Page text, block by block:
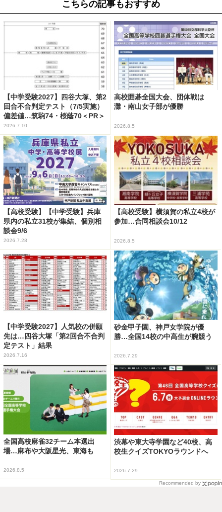
こちらの記事もおすすめ
【中学受験2027】四谷大塚、第2
回合不合判定テスト（7/5実施）
偏差値…筑駒74・桜蔭70＜PR＞
2026.7.10
高校囲碁全国大会、団体戦は
灘・南山女子部が優勝
2026.8.5
【高校受験】【中学受験】兵庫
県内の私立31校が集結、個別相
談会9/6
2026.7.28
【高校受験】横須賀の私立4校が
参加…合同相談会10/12
2026.8.5
【中学受験2027】人気校の併願
先は…四谷大塚「第2回合不合判
定テスト」結果
2026.7.16
砂金甲子園、神戸女学院が優
勝…全国14校の中高生が腕競う
2026.7.29
全国高校麻雀32チーム本選出
場…麻布や大阪星光、東海も
2026.8.5
渋幕や東大寺学園など40校、高
校生クイズTOKYOラウンドへ
2026.7.29
Recommended by